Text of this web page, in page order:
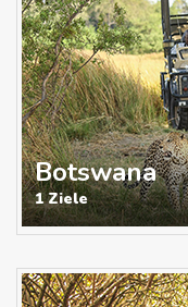
Botswana
1 Ziele